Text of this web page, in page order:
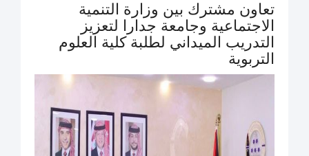
تعاون مشترك بين وزارة التنمية
الاجتماعية وجامعة جدارا لتعزيز
التدريب الميداني لطلبة كلية العلوم
التربوية